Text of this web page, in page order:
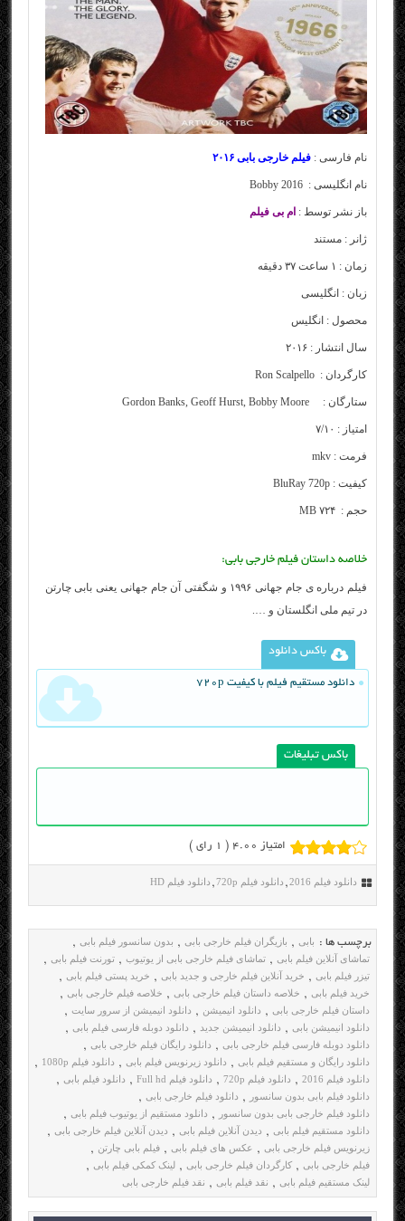
نام فارسی :فیلم خارجیبابی ۲۰۱۶
نام انگلیسی : Bobby 2016
باز نشر توسط : ام بی فیلم
ژانر :مستند
زمان : ۱ ساعت ۳۷ دقیقه
زبان : انگلیسی
محصول : انگلیس
سال انتشار : ۲۰۱۶
کارگردان :Ron Scalpello
ستارگان :Gordon Banks, Geoff Hurst, Bobby Moore
امتیاز : ۷/۱۰
فرمت : mkv
کیفیت : BluRay 720p
حجم : ۷۲۴ MB
خلاصه داستان فیلم خارجی بابی:
فیلم درباره ی جام جهانی ۱۹۹۶ و شگفتی آن جام جهانی یعنی بابی چارتن
در تیم ملی انگلستان و ….
باکس دانلود
دانلود مستقیم فیلم با کیفیت 720p
باکس تبلیغات
امتیاز 4.00 ( 1 رای )
دانلود فیلم 2016 , دانلود فیلم 720p , دانلود فیلم HD
برچسب ها : بابی , بازیگران فیلم خارجی بابی , بدون سانسور فیلم بابی ,
تماشای آنلاین فیلم بابی , تماشای فیلم خارجی بابی از یوتیوب , تورنت فیلم بابی ,
تیزر فیلم بابی , خرید آنلاین فیلم خارجی و جدید بابی , خرید پستی فیلم بابی ,
خرید فیلم بابی , خلاصه داستان فیلم خارجی بابی , خلاصه فیلم خارجی بابی ,
داستان فیلم خارجی بابی , دانلود انیمیشن , دانلود انیمیشن از سرور سایت ,
دانلود انیمیشن بابی , دانلود انیمیشن جدید , دانلود دوبله فارسی فیلم بابی ,
دانلود دوبله فارسی فیلم خارجی بابی , دانلود رایگان فیلم خارجی بابی ,
دانلود رایگان و مستقیم فیلم بابی , دانلود زیرنویس فیلم بابی , دانلود فیلم 1080p ,
دانلود فیلم 2016 , دانلود فیلم 720p , دانلود فیلم Full hd , دانلود فیلم بابی ,
دانلود فیلم بابی بدون سانسور , دانلود فیلم خارجی بابی ,
دانلود فیلم خارجی بابی بدون سانسور , دانلود مستقیم از یوتیوب فیلم بابی ,
دانلود مستقیم فیلم بابی , دیدن آنلاین فیلم بابی , دیدن آنلاین فیلم خارجی بابی ,
زیرنویس فیلم خارجی بابی , عکس های فیلم بابی , فیلم بابی چارتن ,
فیلم خارجی بابی , کارگردان فیلم خارجی بابی , لینک کمکی فیلم بابی ,
لینک مستقیم فیلم بابی , نقد فیلم بابی , نقد فیلم خارجی بابی